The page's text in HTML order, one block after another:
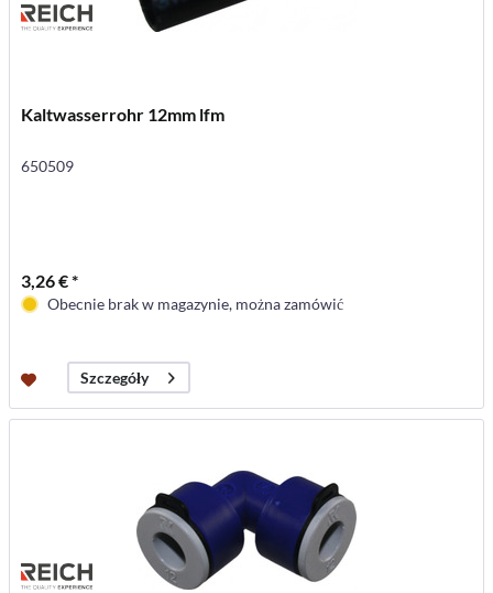
Kaltwasserrohr 12mm lfm
650509
3,26 € *
Obecnie brak w magazynie, można zamówić
Szczegóły